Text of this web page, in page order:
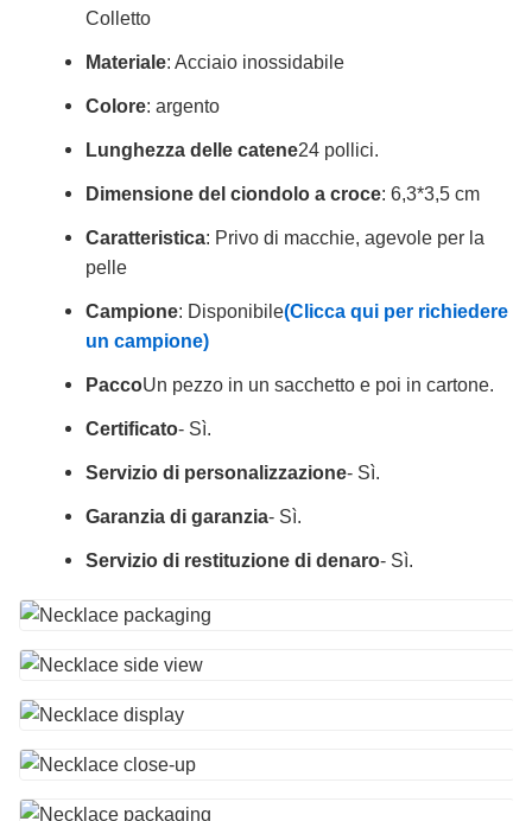
Colletto
Materiale: Acciaio inossidabile
Colore: argento
Lunghezza delle catene24 pollici.
Dimensione del ciondolo a croce: 6,3*3,5 cm
Caratteristica: Privo di macchie, agevole per la
pelle
Campione: Disponibile(Clicca qui per richiedere
un campione)
PaccoUn pezzo in un sacchetto e poi in cartone.
Certificato- Sì.
Servizio di personalizzazione- Sì.
Garanzia di garanzia- Sì.
Servizio di restituzione di denaro- Sì.